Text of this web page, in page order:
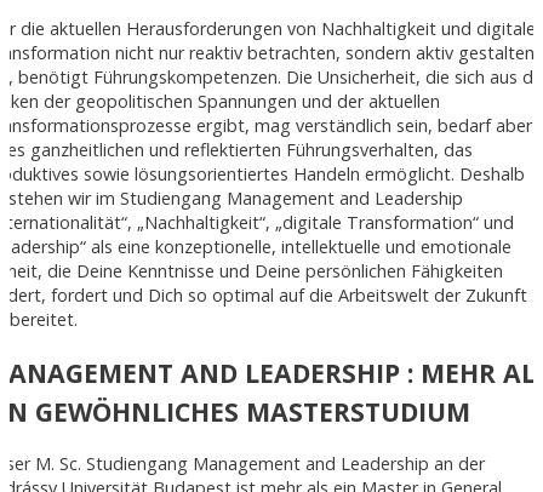
die aktuellen Herausforderungen von Nachhaltigkeit und digitaler
nicht nur reaktiv betrachten, sondern aktiv gestalten
benötigt Führungskompetenzen. Die Unsicherheit, die sich aus
der geopolitischen Spannungen und der aktuellen
ergibt, mag verständlich sein, bedarf aber
ganzheitlichen und reflektierten Führungsverhalten, das
sowie lösungsorientiertes Handeln ermöglicht. Deshalb
wir im Studiengang Management and Leadership
„Nachhaltigkeit“, „digitale Transformation“ und
als eine konzeptionelle, intellektuelle und emotionale
die Deine Kenntnisse und Deine persönlichen Fähigkeiten
fordert und Dich so optimal auf die Arbeitswelt der Zukunft
AND LEADERSHIP : MEHR
GEWÖHNLICHES MASTERSTUDIUM
M. Sc. Studiengang Management and Leadership an der